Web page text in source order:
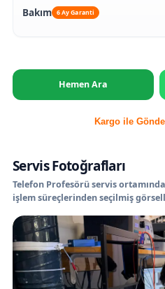
Bakım 6 Ay Garanti
Hemen Ara
Kargo ile
Servis Fotoğrafları
Telefon Profesörü servis
işlem süreçlerinden seçilmiş